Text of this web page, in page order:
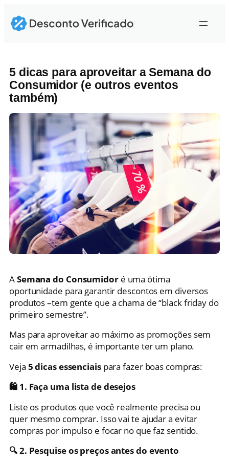
para
5 dicas para aproveitar a Semana do
Consumidor (e outros eventos
também)
ASemana do Consumidoré uma ótima
oportunidade para garantir descontos em diversos
produtos –tem gente que a chama de “black friday do
primeiro semestre”.
Mas para aproveitar ao máximo as promoções sem
cair em armadilhas, é importante ter um plano.
Veja 5 dicas essenciaispara fazer boas compras:
🛍️ 1. Faça uma lista de desejos
Liste os produtos que você realmente precisa ou
quer mesmo comprar. Isso vai te ajudar a evitar
compras por impulso e focar no que faz sentido.
🔍 2. Pesquise os preços antes do evento